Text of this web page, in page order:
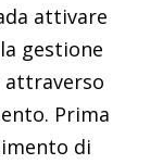
attivare
gestione
Prima
di